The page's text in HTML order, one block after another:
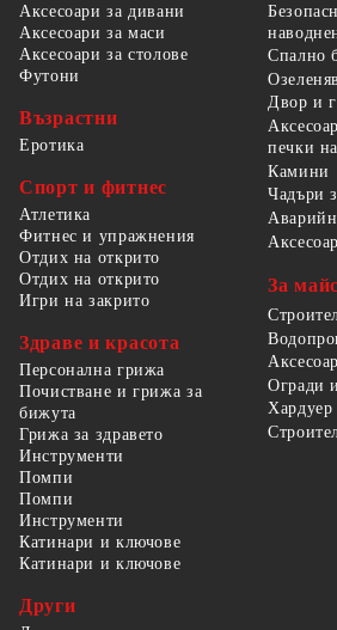
Аксесоари за дивани
Аксесоари за маси
Аксесоари за столове
Футони
Възрастни
Еротика
Спорт и фитнес
Атлетика
Фитнес и упражнения
Отдих на открито
Отдих на открито
Игри на закрито
Здраве и красота
Персонална грижа
Почистване и грижа за
бижута
Грижа за здравето
Спално
Двор и
печки
Камини
Чадъри
За
Огради
Хардуер
Инструменти
Помпи
Помпи
Инструменти
Катинари и ключове
Катинари и ключове
Други